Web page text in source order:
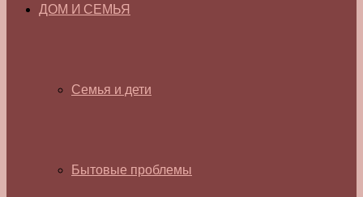
ДОМ И СЕМЬЯ
Семья и дети
Бытовые проблемы